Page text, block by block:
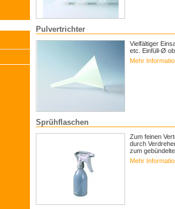
Pulvertrichter
Vielfältiger
etc. Einfüll-Ø
Mehr
Sprühflaschen
Zum feinen
durch
zum
Mehr